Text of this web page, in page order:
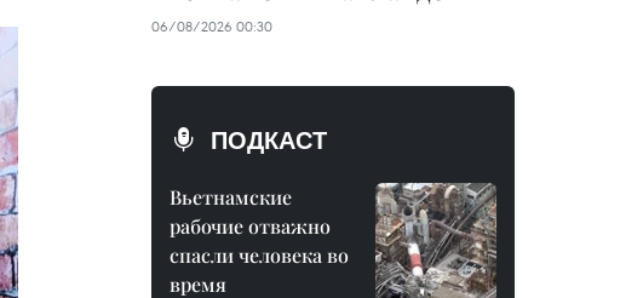
06/08/2026 00:30
ПОДКАСТ
Вьетнамские
рабочие отважно
спасли человека во
время